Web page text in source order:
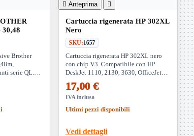
Brother
serie QL.
 Anteprima 
Cartuccia rigenerata HP 302XL
Nero
SKU:1657
Cartuccia rigenerata HP 302XL nero
con chip V3. Compatibile con HP
DeskJet 1110, 2130, 3630, OfficeJet
Resa 480 pagine.
17,00 €
IVA inclusa
Ultimi pezzi disponibili
Vedi dettagli